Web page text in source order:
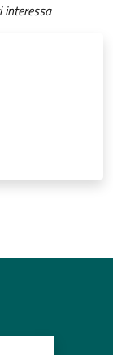
interessa